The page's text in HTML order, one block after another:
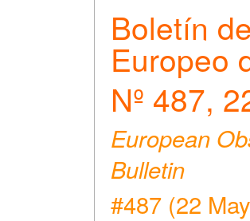
Boletín
Europeo
Nº 487,
European
Bulletin
#487 (22